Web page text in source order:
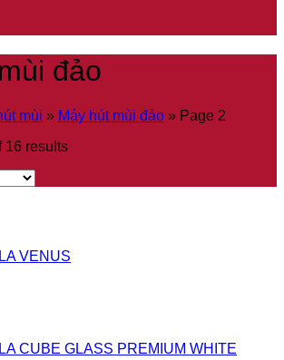
đảo
mùi » Máy hút mùi đảo » Page 2
16 results
VENUS
CUBE GLASS PREMIUM WHITE